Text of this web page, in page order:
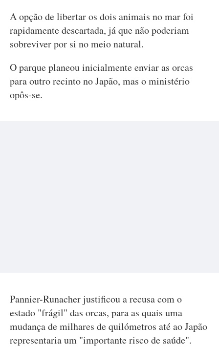
A opção de libertar os dois animais no mar foi
rapidamente descartada, já que não poderiam
sobreviver por si no meio natural.
O parque planeou inicialmente enviar as orcas
para outro recinto no Japão, mas o ministério
opôs-se.
Pannier-Runacher justificou a recusa com o
estado "frágil" das orcas, para as quais uma
mudança de milhares de quilómetros até ao Japão
representaria um "importante risco de saúde".